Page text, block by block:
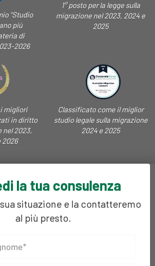
"Studio
più
di
2026
1° posto per la legge sulla
migrazione nel 2023, 2024 e
2025
migliori
in diritto
nel 2023,
2026
Classificato come il miglior
studio legale sulla migrazione
2024 e 2025
la tua consulenza
situazione e la contatteremo
al più presto.